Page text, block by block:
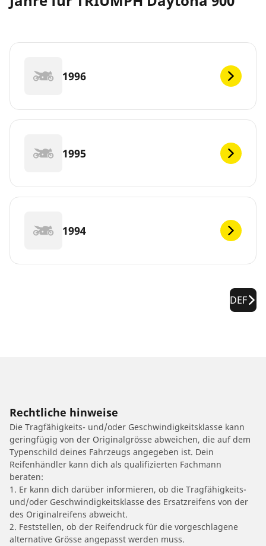
1996
1995
1994
DEF
Rechtliche hinweise
Die Tragfähigkeits- und/oder Geschwindigkeitsklasse kann
geringfügig von der Originalgrösse abweichen, die auf dem
Typenschild deines Fahrzeugs angegeben ist. Dein
Reifenhändler kann dich als qualifizierten Fachmann
beraten:
1. Er kann dich darüber informieren, ob die Tragfähigkeits-
und/oder Geschwindigkeitsklasse des Ersatzreifens von der
des Originalreifens abweicht.
2. Feststellen, ob der Reifendruck für die vorgeschlagene
alternative Grösse angepasst werden muss.